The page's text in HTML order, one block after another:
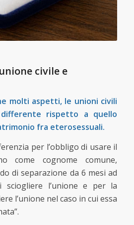
civile e
molti aspetti, le unioni civili
rispetto a quello
fra eterosessuali.
per l’obbligo di usare il
come cognome comune,
di separazione da 6 mesi ad
l’unione e per la
l’unione nel caso in cui essa